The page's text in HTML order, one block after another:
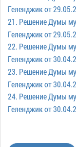
Глава
образования
руководителей
КОНТАКТЫ
Геленджик от
21. Решение Думы
Геленджик от
22. Решение Думы
Геленджик от
23. Решение Думы
Геленджик от
24. Решение Думы
Геленджик от